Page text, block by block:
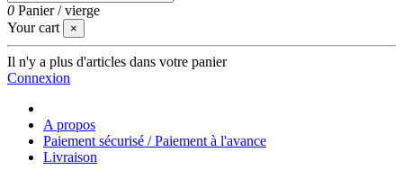
0 Panier /vierge
Your cart
×
Il n'y a plus d'articles dans votre panier
Connexion
A propos
Paiement sécurisé / Paiement à l'avance
Livraison